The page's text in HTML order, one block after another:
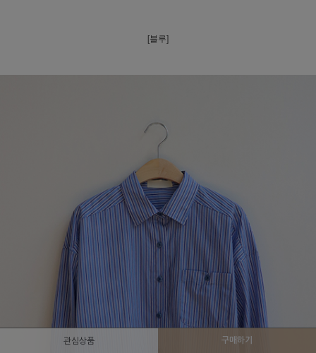
관심상품 구매하기
[블루]